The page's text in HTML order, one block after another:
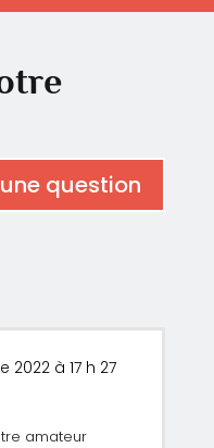
question
2022 à 17 h 27
amateur